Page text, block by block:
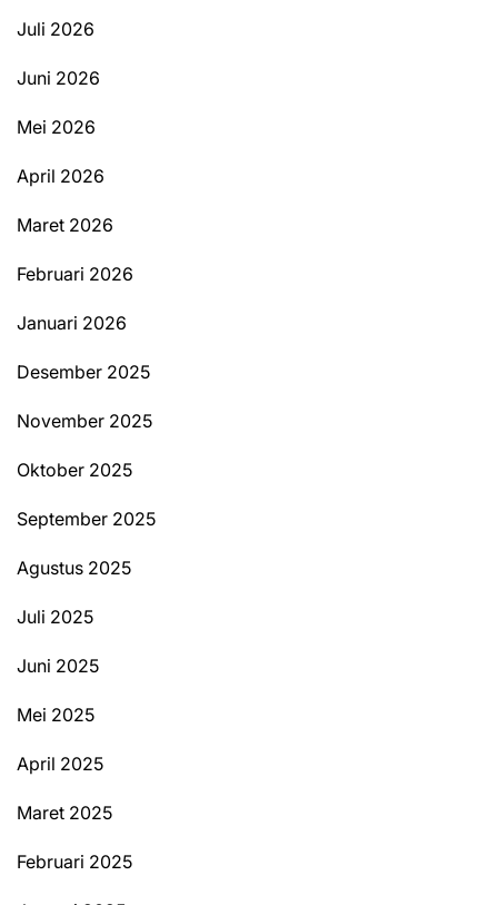
Juli 2026
Juni 2026
Mei 2026
April 2026
Maret 2026
Februari 2026
Januari 2026
Desember 2025
November 2025
Oktober 2025
September 2025
Agustus 2025
Juli 2025
Juni 2025
Mei 2025
April 2025
Maret 2025
Februari 2025